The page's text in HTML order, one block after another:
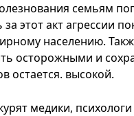
семьям
этот акт агрессии
населению.
осторожными и
остается. высокой.
медики,